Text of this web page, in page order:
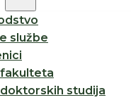
službe
studija